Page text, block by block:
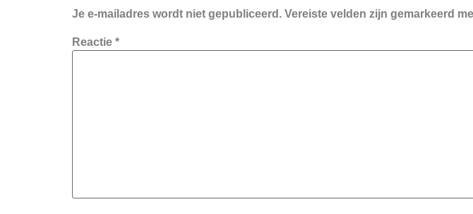
Je e-mailadres wordt niet gepubliceerd. Vereiste velden zijn gemarkeerd
Reactie *